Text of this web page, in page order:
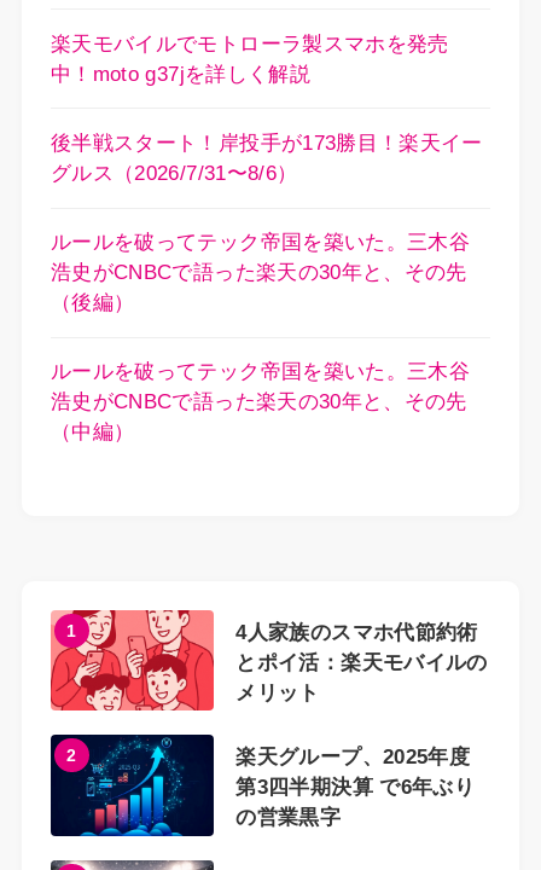
楽天モバイルでモトローラ製スマホを発売
中！moto g37jを詳しく解説
後半戦スタート！岸投手が173勝目！楽天イー
グルス（2026/7/31〜8/6）
ルールを破ってテック帝国を築いた。三木谷
浩史がCNBCで語った楽天の30年と、その先
（後編）
ルールを破ってテック帝国を築いた。三木谷
浩史がCNBCで語った楽天の30年と、その先
（中編）
1
4人家族のスマホ代節約術
とポイ活：楽天モバイルの
メリット
2
楽天グループ、2025年度
第3四半期決算 で6年ぶり
の営業黒字